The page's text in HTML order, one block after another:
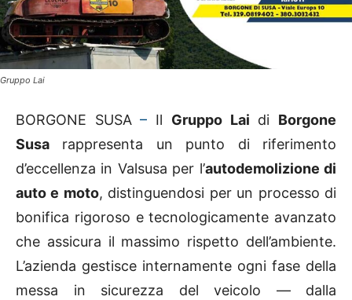
Gruppo Lai
BORGONE SUSA– Il Gruppo Lai di Borgone
Susa rappresenta un punto di riferimento
d’eccellenza in Valsusa per l’autodemolizione di
auto e moto, distinguendosi per un processo di
bonifica rigoroso e tecnologicamente avanzato
che assicura il massimo rispetto dell’ambiente.
L’azienda gestisce internamente ogni fase della
messa in sicurezza del veicolo — dalla